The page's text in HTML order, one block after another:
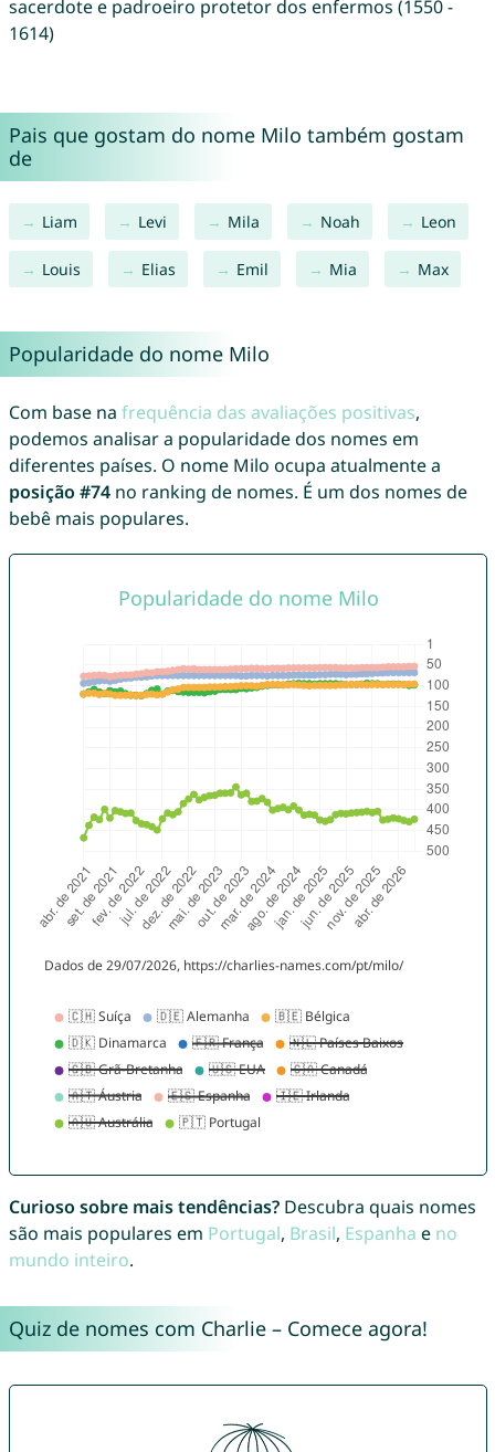
sacerdote e padroeiro protetor dos enfermos (1550 -
1614)
Pais que gostam do nome Milo também gostam
de
Liam Levi Mila Noah Leon
Louis Elias Emil Mia Max
Popularidade do nome Milo
Com base na frequência das avaliações positivas,
podemos analisar a popularidade dos nomes em
diferentes países. O nome Milo ocupa atualmente a
posição #74no ranking de nomes. É um dos nomes de
bebê mais populares.
Curioso sobre mais tendências?Descubra quais nomes
são mais populares em Portugal, Brasil, Espanha e no
mundo inteiro.
Quiz de nomes com Charlie – Comece agora!